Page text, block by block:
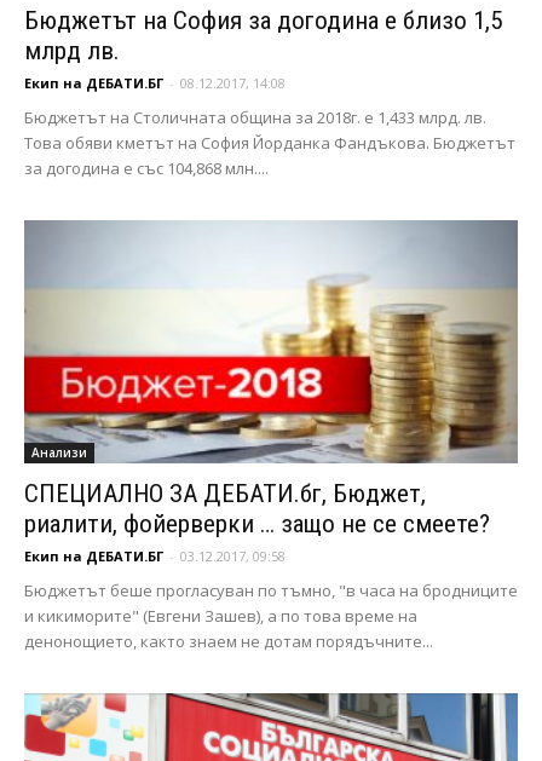
Бюджетът на София за догодина е близо 1,5
млрд лв.
Екип на ДЕБАТИ.БГ - 08.12.2017, 14:08
Бюджетът на Столичната община за 2018г. е 1,433 млрд. лв.
Това обяви кметът на София Йорданка Фандъкова. Бюджетът
за догодина е със 104,868 млн....
Анализи
СПЕЦИАЛНО ЗА ДЕБАТИ.бг, Бюджет,
риалити, фойерверки … защо не се смеете?
Екип на ДЕБАТИ.БГ - 03.12.2017, 09:58
Бюджетът беше прогласуван по тъмно, "в часа на бродниците
и кикиморите" (Евгени Зашев), а по това време на
денонощието, както знаем не дотам порядъчните...